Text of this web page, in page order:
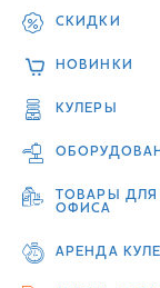
СКИДКИ
НОВИНКИ
КУЛЕРЫ
ТОВАРЫ
ОФИСА
АРЕНДА